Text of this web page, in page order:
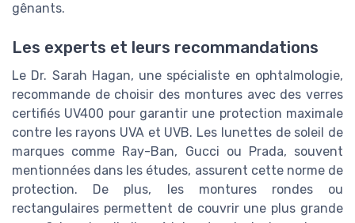
gênants.
Les experts et leurs recommandations
Le Dr. Sarah Hagan, une spécialiste en ophtalmologie,
recommande de choisir des montures avec des verres
certifiés UV400 pour garantir une protection maximale
contre les rayons UVA et UVB. Les lunettes de soleil de
marques comme Ray-Ban, Gucci ou Prada, souvent
mentionnées dans les études, assurent cette norme de
protection. De plus, les montures rondes ou
rectangulaires permettent de couvrir une plus grande